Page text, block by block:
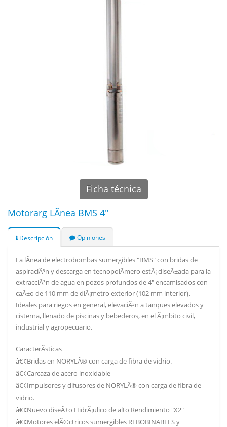
Ficha técnica
Motorarg LÃ­nea BMS 4"
Descripción Opiniones
La lÃ­nea de electrobombas sumergibles "BMS" con bridas de
aspiraciÃ³n y descarga en tecnopolÃ­mero estÃ¡ diseÃ±ada para la
extracciÃ³n de agua en pozos profundos de 4" encamisados con
caÃ±o de 110 mm de diÃ¡metro exterior (102 mm interior).
Ideales para riegos en general, elevaciÃ³n a tanques elevados y
cisterna, llenado de piscinas y bebederos, en el Ã¡mbito civil,
industrial y agropecuario.
CaracterÃ­sticas
â€¢Bridas en NORYLÂ® con carga de fibra de vidrio.
â€¢Carcaza de acero inoxidable
â€¢Impulsores y difusores de NORYLÂ® con carga de fibra de
vidrio.
â€¢Nuevo diseÃ±o HidrÃ¡ulico de alto Rendimiento "X2"
â€¢Motores elÃ©ctricos sumergibles REBOBINABLES y